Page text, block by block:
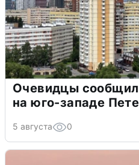
Очевидцы
на юго-западе
5 августа 0